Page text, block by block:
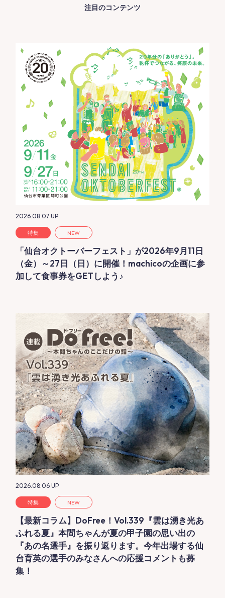
注目のコンテンツ
2026.08.07 UP
特集 NEW
「仙台オクトーバーフェスト」が2026年9月11日
（金）～27日（日）に開催！machicoの企画に参
加して食事券をGETしよう♪
2026.08.06 UP
特集 NEW
【最新コラム】DoFree！Vol.339『雲は湧き光あ
ふれる夏』本間ちゃんが夏の甲子園の思い出の
『あの名選手』を振り返ります。今年出場する仙
台育英の選手のみなさんへの応援コメントも募
集！